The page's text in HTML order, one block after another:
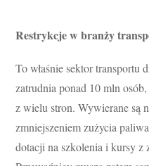
Restrykcje w branży
To właśnie sektor transportu
zatrudnia ponad 10 mln
z wielu stron. Wywierane są
zmniejszeniem zużycia
dotacji na szkolenia i kursy z